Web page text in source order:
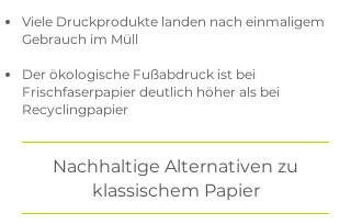
Viele Druckprodukte landen nach einmaligem
Gebrauch im Müll
Der ökologische Fußabdruck ist bei
Frischfaserpapier deutlich höher als bei
Recyclingpapier
Nachhaltige Alternativen zu
klassischem Papier